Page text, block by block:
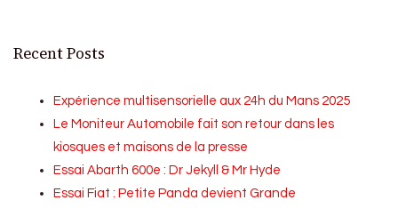
Recent Posts
Expérience multisensorielle aux 24h du Mans 2025
Le Moniteur Automobile fait son retour dans les
kiosques et maisons de la presse
Essai Abarth 600e : Dr Jekyll & Mr Hyde
Essai Fiat : Petite Panda devient Grande